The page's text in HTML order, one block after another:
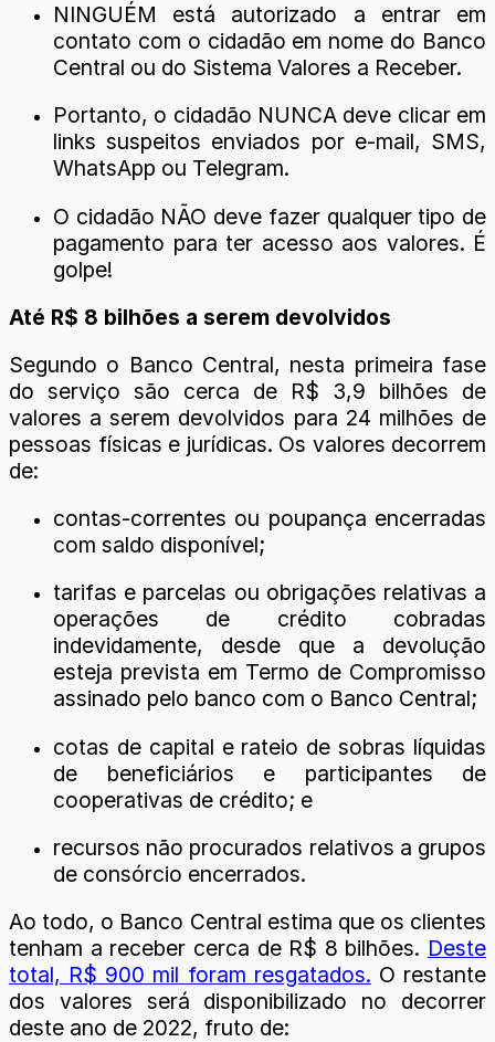
NINGUÉM está autorizado a entrar em
contato com o cidadão em nome do Banco
Central ou do Sistema Valores a Receber.
Portanto, o cidadão NUNCA deve clicar em
links suspeitos enviados por e-mail, SMS,
WhatsApp ou Telegram.
O cidadão NÃO deve fazer qualquer tipo de
pagamento para ter acesso aos valores. É
golpe!
Até R$ 8 bilhões a serem devolvidos
Segundo o Banco Central, nesta primeira fase
do serviço são cerca de R$ 3,9 bilhões de
valores a serem devolvidos para 24 milhões de
pessoas físicas e jurídicas. Os valores decorrem
de:
contas-correntes ou poupança encerradas
com saldo disponível;
tarifas e parcelas ou obrigações relativas a
operações de crédito cobradas
indevidamente, desde que a devolução
esteja prevista em Termo de Compromisso
assinado pelo banco com o Banco Central;
cotas de capital e rateio de sobras líquidas
de beneficiários e participantes de
cooperativas de crédito; e
recursos não procurados relativos a grupos
de consórcio encerrados.
Ao todo, o Banco Central estima que os clientes
tenham a receber cerca de R$ 8 bilhões. Deste
total, R$ 900 mil foram resgatados. O restante
dos valores será disponibilizado no decorrer
deste ano de 2022, fruto de: